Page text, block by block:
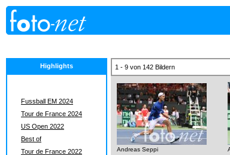
Highlights
Fussball EM 2024
Tour de France 2024
US Open 2022
Best of
Tour de France 2022
1 - 9 von 142 Bildern
Andreas Seppi